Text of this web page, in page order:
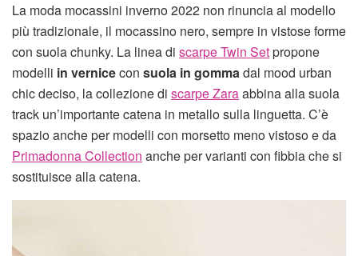
La moda mocassini inverno 2022 non rinuncia al modello
più tradizionale, il mocassino nero, sempre in vistose forme
con suola chunky. La linea di scarpe Twin Setpropone
modelli in vernicecon suola in gommadal mood urban
chic deciso, la collezione di scarpe Zaraabbina alla suola
track un’importante catena in metallo sulla linguetta. C’è
spazio anche per modelli con morsetto meno vistoso e da
Primadonna Collection anche per varianti con fibbia che si
sostituisce alla catena.